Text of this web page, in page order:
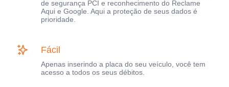
de segurança PCI e reconhecimento do Reclame
Aqui e Google. Aqui a proteção de seus dados é
prioridade.
Fácil
Apenas inserindo a placa do seu veículo, você tem
acesso a todos os seus débitos.